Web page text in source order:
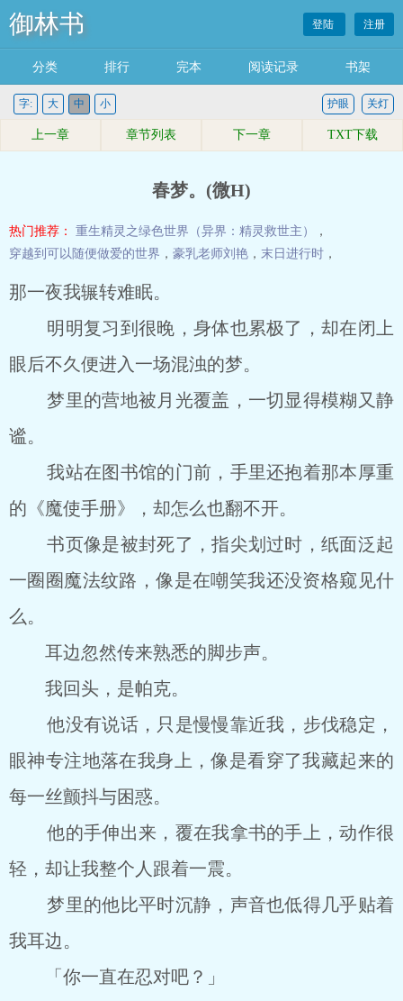
御林书 登陆 注册
分类 排行 完本 阅读记录 书架
字: 大 中 小 关灯
护眼
上一章 章节列表 下一章 TXT下载
春梦。(微H)
热门推荐： 重生精灵之绿色世界（异界：精灵救世主）
，
穿越到可以随便做爱的世界 ， 豪乳老师刘艳 ， 末日进行时 ，
那一夜我辗转难眠。
明明复习到很晚，身体也累极了，却在闭上
眼后不久便进入一场混浊的梦。
梦里的营地被月光覆盖，一切显得模糊又静
谧。
我站在图书馆的门前，手里还抱着那本厚重
的《魔使手册》，却怎么也翻不开。
书页像是被封死了，指尖划过时，纸面泛起
一圈圈魔法纹路，像是在嘲笑我还没资格窥见什
么。
耳边忽然传来熟悉的脚步声。
我回头，是帕克。
他没有说话，只是慢慢靠近我，步伐稳定，
眼神专注地落在我身上，像是看穿了我藏起来的
每一丝颤抖与困惑。
他的手伸出来，覆在我拿书的手上，动作很
轻，却让我整个人跟着一震。
梦里的他比平时沉静，声音也低得几乎贴着
我耳边。
「你一直在忍对吧？」